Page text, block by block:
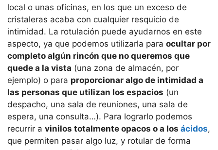
local o unas oficinas, en los que un exceso de
cristaleras acaba con cualquier resquicio de
intimidad. La rotulación puede ayudarnos en este
aspecto, ya que podemos utilizarla para ocultar por
completo algún rincón que no queremos que
quede a la vista (una zona de almacén, por
ejemplo) o para proporcionar algo de intimidad a
las personas que utilizan los espacios (un
despacho, una sala de reuniones, una sala de
espera, una consulta…). Para lograrlo podemos
recurrir a vinilos totalmente opacos o a los ácidos,
que permiten pasar algo luz, y rotular de forma